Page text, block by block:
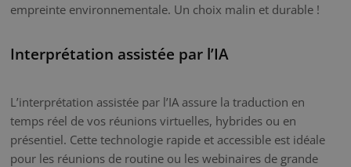
empreinte environnementale. Un choix malin et durable !
Interprétation assistée par l’IA
L’interprétation assistée par l’IA assure la traduction en
temps réel de vos réunions virtuelles, hybrides ou en
présentiel. Cette technologie rapide et accessible est idéale
pour les réunions de routine ou les webinaires de grande